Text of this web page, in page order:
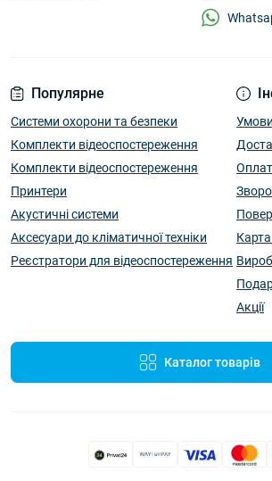
Популярне
Системи охорони та безпеки
Комплекти відеоспостереження
Комплекти відеоспостереження
Принтери
Акустичні системи
Аксесуари до кліматичної техніки
Реєстратори для відеоспостереження
Акції
Каталог товарів